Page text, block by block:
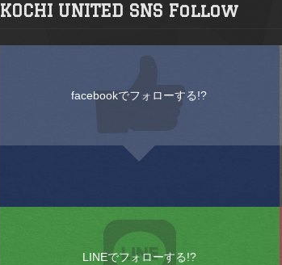
KOCHI UNITED SNS Follow
facebookでフォローする!?
LINEでフォローする!?